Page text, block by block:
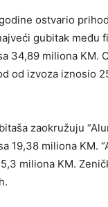
ostvario
gubitak među
34,89 miliona KM.
od izvoza iznosio
zaokružuju
19,38 miliona KM.
miliona KM.